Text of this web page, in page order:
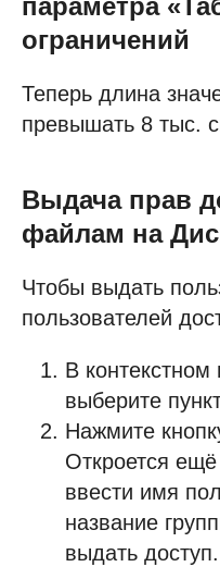
параметра
ограничений
Теперь длина
превышать 8 тыс.
Выдача прав
файлам на
Чтобы выдать
пользователей
В
выберите
Нажмите
Откроется
ввести имя
название
выдать доступ.